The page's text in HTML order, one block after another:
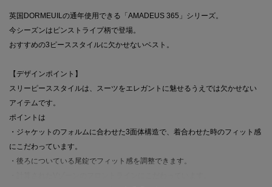
英国DORMEUILの通年使用できる「AMADEUS 365」シリーズ。
今シーズンはピンストライプ柄で登場。
おすすめの3ピーススタイルに欠かせないベスト。
【デザインポイント】
スリーピーススタイルは、スーツをエレガントに魅せるうえでは欠かせない
アイテムです。
ポイントは
・ジャケットのフォルムに合わせた3面体構造で、着合わせた時のフィット感
にこだわっています。
・後ろについている尾錠でフィット感を調整できます。